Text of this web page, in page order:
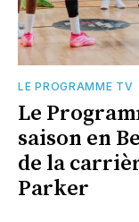
LE PROGRAMME TV
Le
saison en
de la
Parker